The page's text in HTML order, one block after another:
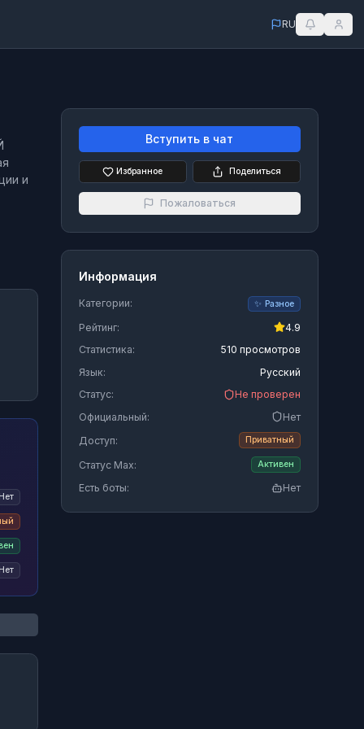
RU
и
Вступить в чат
Избранное Поделиться
Пожаловаться
Информация
Категории: ✨ Разное
Рейтинг:
4.9
Статистика:
510 просмотров
Язык:
Русский
Статус:
Не проверен
Официальный:
Нет
Доступ:
Приватный
Статус Max: Активен
Есть боты: Нет